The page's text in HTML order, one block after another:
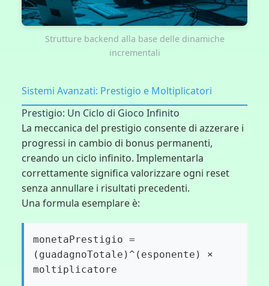
Strutture backend alla base delle dinamiche
incrementali
Sistemi Avanzati: Prestigio e Moltiplicatori
Prestigio: Un Ciclo di Gioco Infinito
La meccanica del prestigio consente di azzerare i
progressi in cambio di bonus permanenti,
creando un ciclo infinito. Implementarla
correttamente significa valorizzare ogni reset
senza annullare i risultati precedenti.
Una formula esemplare è:
monetaPrestigio =
(guadagnoTotale)^(esponente) ×
moltiplicatore